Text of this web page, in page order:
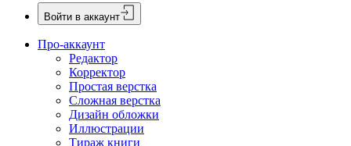
Войти в аккаунт
Про-аккаунт
Редактор
Корректор
Простая верстка
Сложная верстка
Дизайн обложки
Иллюстрации
Тираж книги